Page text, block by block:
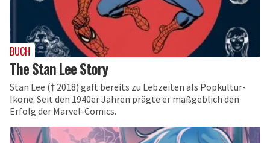
BUCH
The Stan Lee Story
Stan Lee († 2018) galt bereits zu Lebzeiten als Popkultur-
Ikone. Seit den 1940er Jahren prägte er maßgeblich den
Erfolg der Marvel-Comics.